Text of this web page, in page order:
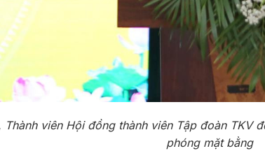
Thành viên Hội đồng thành viên Tập đoàn
phóng mặt bằng